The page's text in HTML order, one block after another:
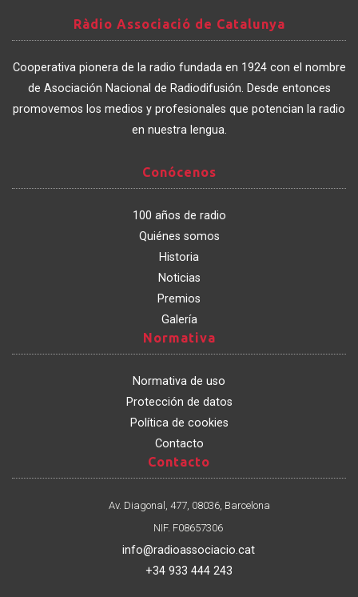
Associació
de
Catalunya
Ràdio Associació de Catalunya
Cooperativa pionera de la radio fundada en 1924 con el nombre
de Asociación Nacional de Radiodifusión. Desde entonces
promovemos los medios y profesionales que potencian la radio
en nuestra lengua.
Conócenos
100 años de radio
Quiénes somos
Historia
Noticias
Premios
Galería
Normativa
Normativa de uso
Protección de datos
Política de cookies
Contacto
Contacto
Av. Diagonal, 477, 08036, Barcelona
NIF. F08657306
info@radioassociacio.cat
+34 933 444 243